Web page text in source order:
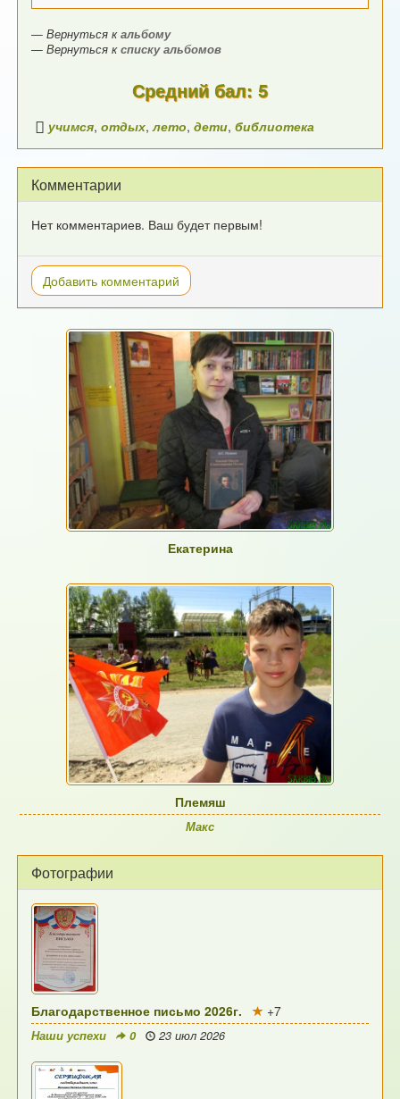
— Вернуться кальбому
— Вернуться ксписку альбомов
Средний бал: 5
учимся,отдых,лето,дети,библиотека
Комментарии
Нет комментариев. Ваш будет первым!
Добавить комментарий
Екатерина
Племяш
Макс
Фотографии
Благодарственное письмо 2026г. +7
Наши успехи 0 23 июл 2026